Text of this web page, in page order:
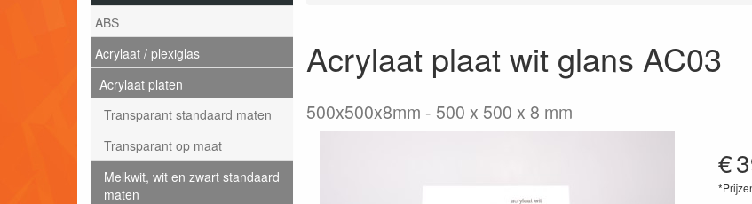
ABS
Acrylaat / plexiglas
Acrylaat platen
Transparant standaard maten
Transparant op maat
Melkwit, wit en zwart standaard
maten
Acrylaat plaat wit glans AC03
500x500x8mm 500 x 500 x 8 mm
€